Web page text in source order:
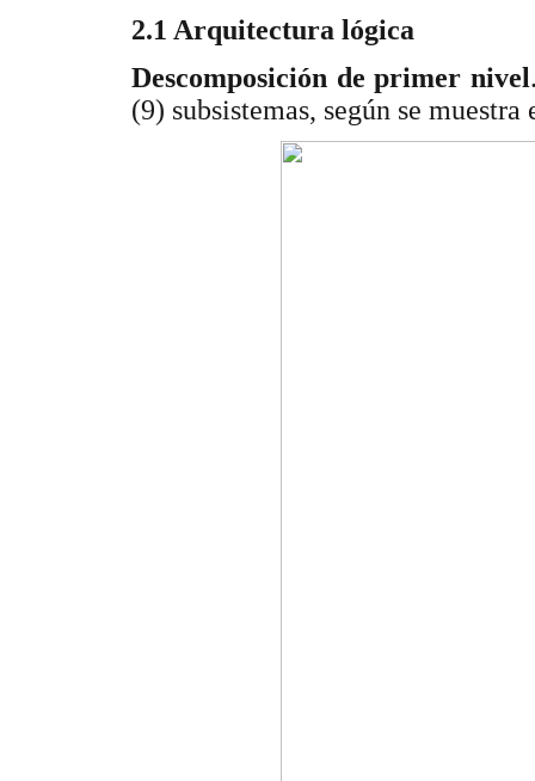
2.1 Arquitectura lógica
Descomposición de primer nivel
(9) subsistemas, según se